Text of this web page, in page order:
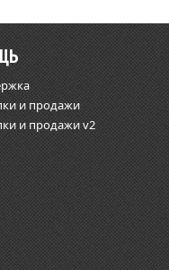
и продажи
и продажи v2